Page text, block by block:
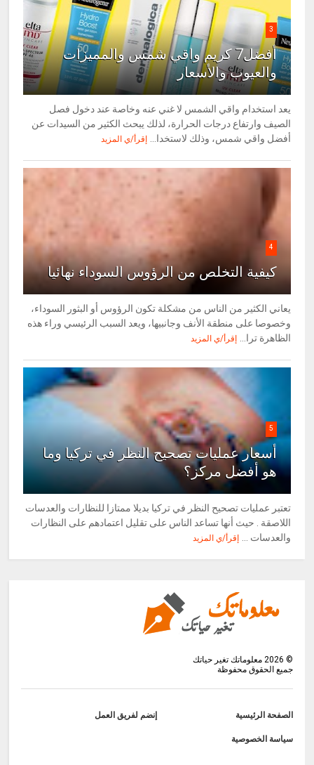
3
أفضل7 كريم واقي شمس والمميزات
والعيوب والأسعار
يعد استخدام واقي الشمس لا غني عنه وخاصة عند دخول فصل
الصيف وارتفاع درجات الحرارة، لذلك يبحث الكثير من السيدات عن
أفضل واقي شمس، وذلك لاستخدا...
إقرأ/ي المزيد
4
كيفية التخلص من الرؤوس السوداء نهائيا
يعاني الكثير من الناس من مشكلة تكون الرؤوس أو البثور السوداء،
وخصوصا على منطقة الأنف وجانبيها، ويعد السبب الرئيسي وراء هذه
الظاهرة ترا...
إقرأ/ي المزيد
5
أسعار عمليات تصحيح النظر في تركيا وما
هو أفضل مركز؟
تعتبر عمليات تصحيح النظر في تركيا بديلا ممتازا للنظارات والعدسات
اللاصقة . حيث أنها تساعد الناس على تقليل اعتمادهم على النظارات
والعدسات ...
إقرأ/ي المزيد
©
2026 معلوماتك تغير حياتك
جميع الحقوق محفوظة
الصفحة الرئيسية إنضم لفريق العمل
سياسة الخصوصية